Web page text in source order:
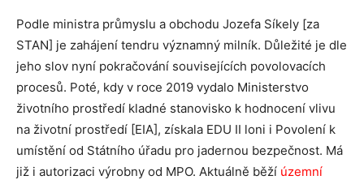
Podle ministra průmyslu a obchodu Jozefa Síkely [za
STAN] je zahájení tendru významný milník. Důležité je dle
jeho slov nyní pokračování souvisejících povolovacích
procesů. Poté, kdy v roce 2019 vydalo Ministerstvo
životního prostředí kladné stanovisko k hodnocení vlivu
na životní prostředí [EIA], získala EDU II loni i Povolení k
umístění od Státního úřadu pro jadernou bezpečnost. Má
již i autorizaci výrobny od MPO. Aktuálně běží územní